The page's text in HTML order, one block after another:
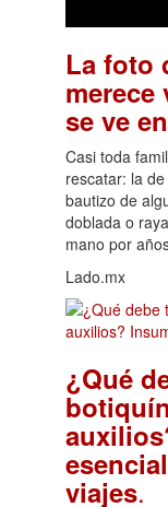
La foto
merece
se ve
Casi toda
rescatar: la
bautizo de
doblada o
mano por
Lado.mx
¿Qué
viajes.